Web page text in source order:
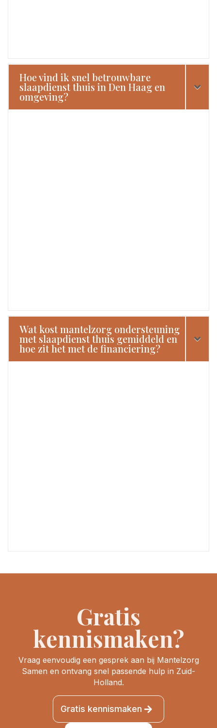
Hoe vind ik snel betrouwbare
slaapdienst thuis in Den Haag en
omgeving?
Wat kost mantelzorg ondersteuning
met slaapdienst thuis gemiddeld en
hoe zit het met de financiering?
Gratis
kennismaken?
Vraag eenvoudig een gesprek aan bij Mantelzorg
Samen en ontvang snel passende hulp in Zuid-
Holland.
Gratis kennismaken